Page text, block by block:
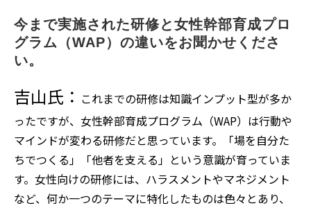
今まで実施された研修と女性幹部育成プロ
グラム（WAP）の違いをお聞かせくださ
い。
吉山氏： これまでの研修は知識インプット型が多か
ったですが、女性幹部育成プログラム（WAP）は行動や
マインドが変わる研修だと思っています。「場を自分た
ちでつくる」「他者を支える」という意識が育っていま
す。女性向けの研修には、ハラスメントやマネジメント
など、何か一つのテーマに特化したものは色々とあり、